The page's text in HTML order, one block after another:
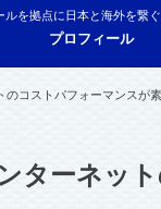
を拠点に日本と海外を繋
プロフィール
コストパフォーマンスが
ターネッ